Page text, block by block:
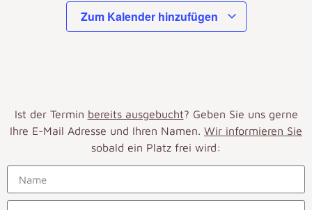
Zum Kalender hinzufügen
Ist der Termin bereits ausgebucht? Geben Sie uns gerne
Ihre E-Mail Adresse und Ihren Namen. Wir informieren Sie
sobald ein Platz frei wird: